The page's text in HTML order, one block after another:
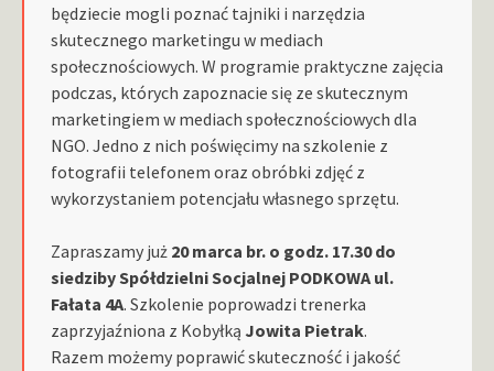
będziecie mogli poznać tajniki i narzędzia
skutecznego marketingu w mediach
społecznościowych. W programie praktyczne zajęcia
podczas, których zapoznacie się ze skutecznym
marketingiem w mediach społecznościowych dla
NGO. Jedno z nich poświęcimy na szkolenie z
fotografii telefonem oraz obróbki zdjęć z
wykorzystaniem potencjału własnego sprzętu.
Zapraszamy już 20 marca br. o godz. 17.30 do
siedziby Spółdzielni Socjalnej PODKOWA ul.
Fałata 4A. Szkolenie poprowadzi trenerka
zaprzyjaźniona z Kobyłką Jowita Pietrak.
Razem możemy poprawić skuteczność i jakość